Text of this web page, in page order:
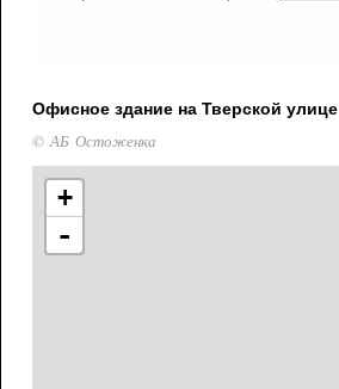
Офисное здание на Тверской улице
© АБ Остоженка
+
-